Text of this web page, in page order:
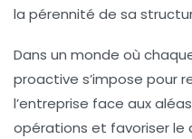
la pérennité de sa
Dans un monde où
proactive s’impose pour
l’entreprise face aux
opérations et favoriser le